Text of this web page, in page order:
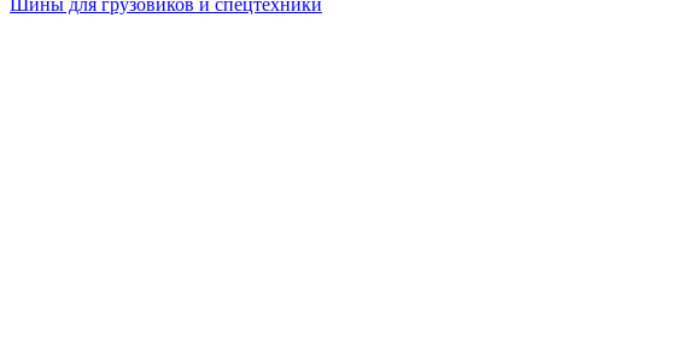
Шины для грузовиков и спецтехники